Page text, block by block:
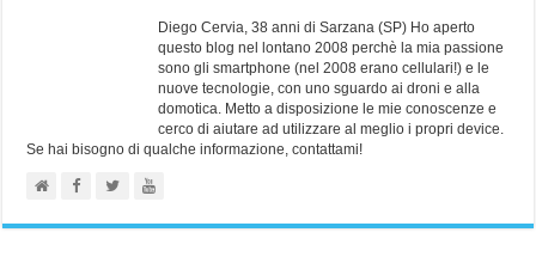
Diego Cervia, 38 anni di Sarzana (SP) Ho aperto
questo blog nel lontano 2008 perchè la mia passione
sono gli smartphone (nel 2008 erano cellulari!) e le
nuove tecnologie, con uno sguardo ai droni e alla
domotica. Metto a disposizione le mie conoscenze e
cerco di aiutare ad utilizzare al meglio i propri device.
Se hai bisogno di qualche informazione, contattami!